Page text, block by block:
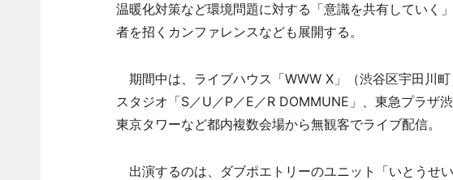
温暖化対策など環境問題に対する「意識を共有していく
者を招くカンファレンスなども展開する。
期間中は、ライブハウス「WWW X」（渋谷区宇田川
スタジオ「S／U／P／E／R DOMMUNE」、東急プラザ
東京タワーなど都内複数会場から無観客でライブ配信。
出演するのは、ダブポエトリーのユニット「いとうせ